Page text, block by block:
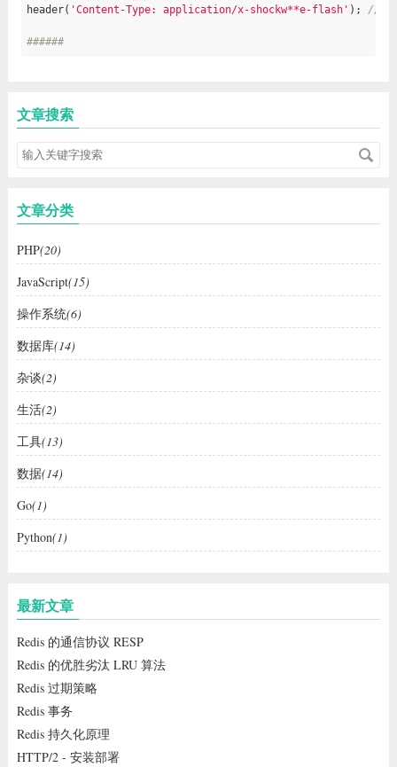
header( 'Content-Type: application/x-shockw**e-flash' ); //
######
header(
header('Content-Transfer-Encoding: binary'
######
header('Cache-Control: no-cache, no-store, max-age=0,
header('Expires: Mon, 26 Jul 1997 05:00:00 GMT'
###显示一个需要验证的登陆对话框###
header('HTTP/1.1 401 Unauthorized'
header('WWW-Authenticate: Basic realm="Top Secret"'
);
######
###声明一个需要下载的xls文件###
header(
header('Content-Type: application/vnd.openxmlformats-
header(
header('Content-Transfer-Encoding: binary' );
header(
header('Pragma: public');
readfile(
######
?>
文章搜索
文章分类
PHP(20)
JavaScript(15)
操作系统(6)
数据库(14)
杂谈(2)
生活(2)
工具(13)
数据(14)
Go(1)
Python(1)
最新文章
Redis 的通信协议 RESP
Redis 的优胜劣汰 LRU 算法
Redis 过期策略
Redis 事务
Redis 持久化原理
HTTP/2 - 安装部署